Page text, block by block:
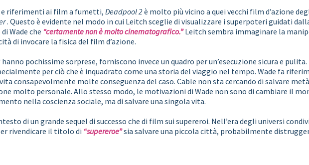
e riferimenti ai film a fumetti,Deadpool 2è molto più vicino a quei vecchi film d’azione
. Questo è evidente nel modo in cui Leitch sceglie di visualizzare i superpoteri guidati
Wade che “certamente non è molto cinematografico.”Leitch sembra immaginare la
di invocare la fisica del film d’azione.
hanno pochissime sorprese, forniscono invece un quadro per un’esecuzione sicura e
per ciò che è inquadrato come una storia del viaggio nel tempo. Wade fa
consapevolmente molte conseguenza del caso. Cable non sta cercando di salvare
molto personale. Allo stesso modo, le motivazioni di Wade non sono di cambiare il
nella coscienza sociale, ma di salvare una singola vita.
di un grande sequel di successo che di film sui supereroi. Nell’era degli universi
rivendicare il titolo di “supereroe”sia salvare una piccola città, probabilmente